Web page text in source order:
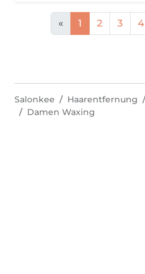
« 1 2 3 4
Salonkee Haarentfernung
Damen Waxing